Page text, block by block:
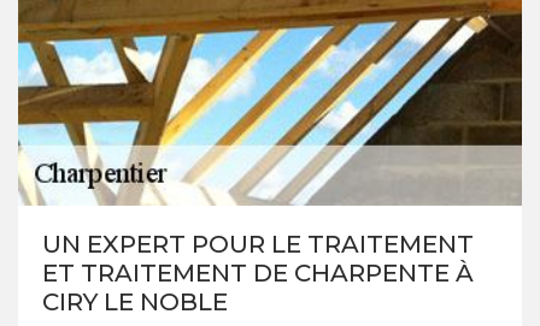
UN EXPERT POUR LE TRAITEMENT
ET TRAITEMENT DE CHARPENTE À
CIRY LE NOBLE